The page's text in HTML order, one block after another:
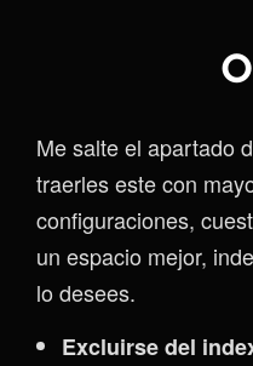
Me salte el apartado
traerles este con
configuraciones,
un espacio mejor,
lo desees.
Excluirse del